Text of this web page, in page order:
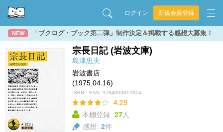
ログイン 新規会員登録
NEW 「ブクログ・ブック第二弾」制作決定＆掲載する感想大募集！
宗長日記 (岩波文庫)
島津忠夫
岩波書店
(1975.04.16)
ISBN・EAN: 9784003012314
4.25
本棚登録: 27人
感想: 2件